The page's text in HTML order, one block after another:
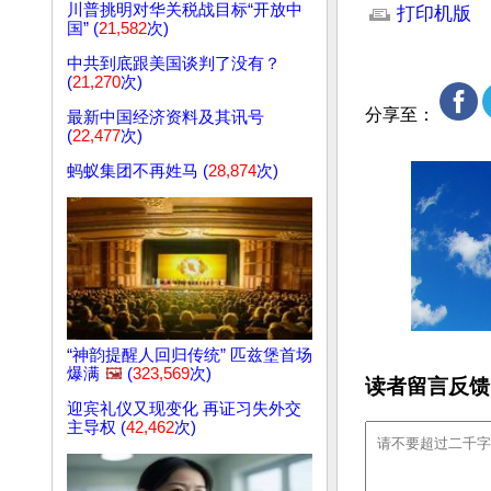
川普挑明对华关税战目标“开放中
国” (21,582次)
中共到底跟美国谈判了没有？
(21,270次)
最新中国经济资料及其讯号
(22,477次)
蚂蚁集团不再姓马 (28,874次)
“神韵提醒人回归传统” 匹兹堡首场
爆满 🖼️ (323,569次)
迎宾礼仪又现变化 再证习失外交
主导权 (42,462次)
打印机版
分享至：
读者留言反